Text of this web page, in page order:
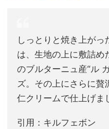
しっとりと焼き上が
は、生地の上に敷詰め
のブルターニュ産“ル
ズ。その上にさらに
仁クリームで仕上げま
引用：キルフェボン